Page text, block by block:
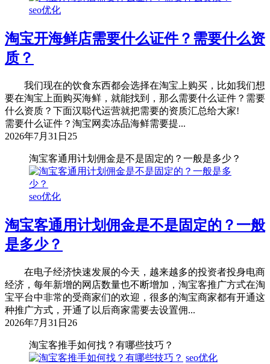
seo优化
淘宝开海鲜店需要什么证件？需要什么资
质？
我们现在的饮食东西都会选择在淘宝上购买，比如我们想
要在淘宝上面购买海鲜，就能找到，那么需要什么证件？需要
什么资质？下面汉聪代运营就把需要的资质汇总给大家!
需要什么证件？淘宝网卖冻品海鲜需要提...
2026年7月31日 25
淘宝客通用计划佣金是不是固定的？一般是多少？
seo优化
淘宝客通用计划佣金是不是固定的？一般
是多少？
在电子经济快速发展的今天，越来越多的投资者投身电商
经济，每年新增的网店数量也不断增加，淘宝客推广方式在淘
宝平台中非常的受商家们的欢迎，很多的淘宝商家都有开通这
种推广方式，开通了以后商家需要去设置佣...
2026年7月31日 26
淘宝客推手如何找？有哪些技巧？
seo优化